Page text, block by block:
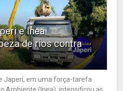
e Inea
de rios contra
Japeri, em uma força-tarefa